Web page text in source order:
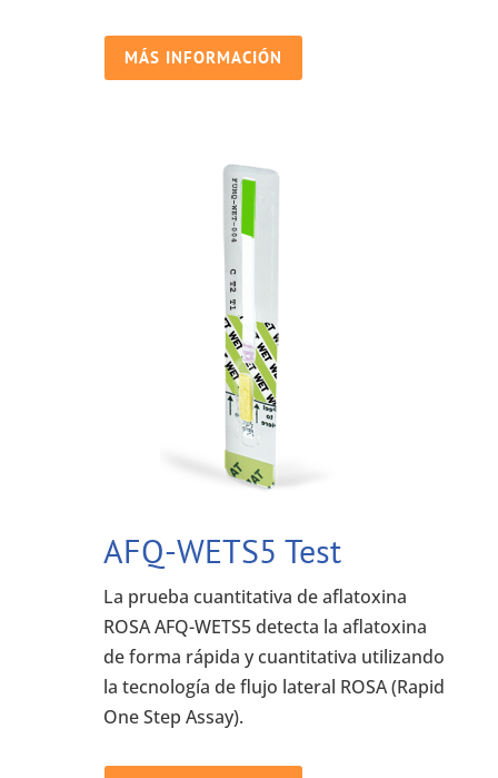
MÁS INFORMACIÓN
AFQ-WETS5 Test
La prueba cuantitativa de aflatoxina
ROSA AFQ-WETS5 detecta la aflatoxina
de forma rápida y cuantitativa utilizando
la tecnología de flujo lateral ROSA (Rapid
One Step Assay).